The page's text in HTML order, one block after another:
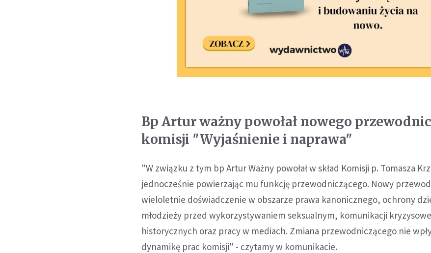
Bp Artur ważny powołał nowego
komisji "Wyjaśnienie i naprawa"
"W związku z tym bp Artur Ważny powołał w skład Komisji p. Tomasza
jednocześnie powierzając mu funkcję przewodniczącego. Nowy
wieloletnie doświadczenie w obszarze prawa kanonicznego, ochrony
młodzieży przed wykorzystywaniem seksualnym, komunikacji
historycznych oraz pracy w mediach. Zmiana przewodniczącego nie
dynamikę prac komisji" - czytamy w komunikacie.